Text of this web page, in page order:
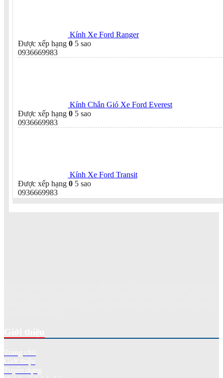
Kính Xe Ford Ranger
Được xếp hạng 0 5 sao
0936669983
Kính Chắn Gió Xe Ford Everest
Được xếp hạng 0 5 sao
0936669983
Kính Xe Ford Transit
Được xếp hạng 0 5 sao
0936669983